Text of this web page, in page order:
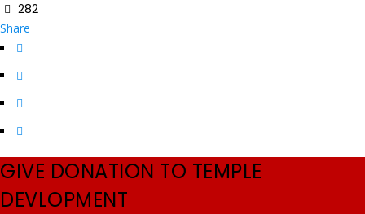
282
Share
GIVE DONATION TO TEMPLE
DEVLOPMENT